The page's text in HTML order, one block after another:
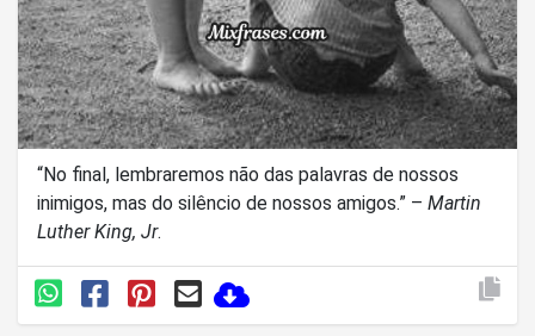
“No final, lembraremos não das palavras de nossos
inimigos, mas do silêncio de nossos amigos.” – Martin
Luther King, Jr.